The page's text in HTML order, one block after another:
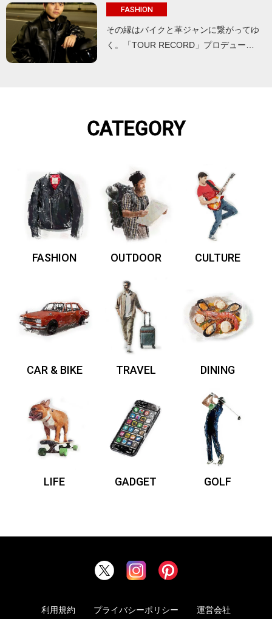
FASHION
その縁はバイクと革ジャンに繋がってゆ
く。「TOUR RECORD」プロデュー…
CATEGORY
FASHION OUTDOOR CULTURE
CAR & BIKE TRAVEL DINING
LIFE GADGET GOLF
利用規約 プライバシーポリシー 運営会社